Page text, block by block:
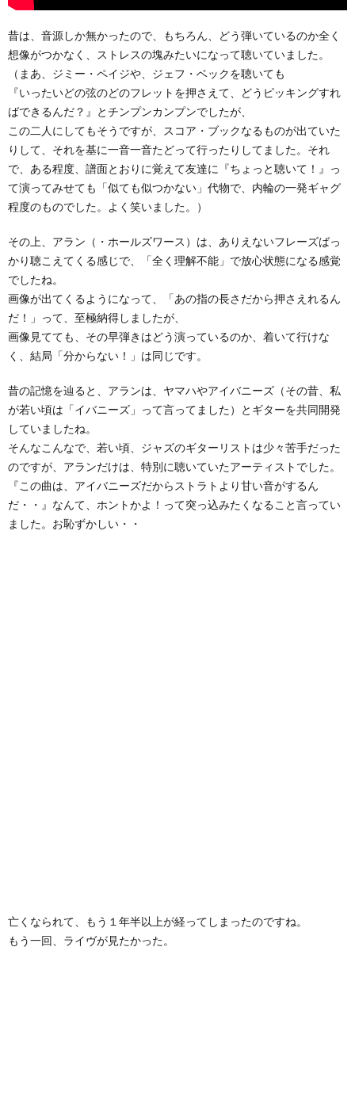
昔は、音源しか無かったので、もちろん、どう弾いているのか全く
想像がつかなく、ストレスの塊みたいになって聴いていました。
（まあ、ジミー・ペイジや、ジェフ・ベックを聴いても
『いったいどの弦のどのフレットを押さえて、どうピッキングすれ
ばできるんだ？』とチンプンカンプンでしたが、
この二人にしてもそうですが、スコア・ブックなるものが出ていた
りして、それを基に一音一音たどって行ったりしてました。それ
で、ある程度、譜面とおりに覚えて友達に『ちょっと聴いて！』っ
て演ってみせても「似ても似つかない」代物で、内輪の一発ギャグ
程度のものでした。よく笑いました。）
その上、アラン（・ホールズワース）は、ありえないフレーズばっ
かり聴こえてくる感じで、「全く理解不能」で放心状態になる感覚
でしたね。
画像が出てくるようになって、「あの指の長さだから押さえれるん
だ！」って、至極納得しましたが、
画像見てても、その早弾きはどう演っているのか、着いて行けな
く、結局「分からない！」は同じです。
昔の記憶を辿ると、アランは、ヤマハやアイバニーズ（その昔、私
が若い頃は「イバニーズ」って言ってました）とギターを共同開発
していましたね。
そんなこんなで、若い頃、ジャズのギターリストは少々苦手だった
のですが、アランだけは、特別に聴いていたアーティストでした。
『この曲は、アイバニーズだからストラトより甘い音がするん
だ・・』なんて、ホントかよ！って突っ込みたくなること言ってい
ました。お恥ずかしい・・
亡くなられて、もう１年半以上が経ってしまったのですね。
もう一回、ライヴが見たかった。